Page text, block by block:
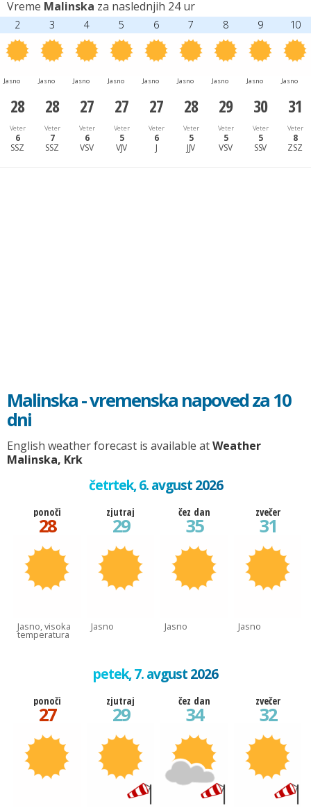
Vreme Malinska za naslednjih 24 ur
2 3 4 5 6 7 8 9 10
Jasno Jasno Jasno Jasno Jasno Jasno Jasno Jasno Jasno
28 28 27 27 27 28 29 30 31
Veter
6
SSZ
Veter
7
SSZ
Veter
6
VSV
Veter
5
VJV
Veter
6
J
Veter
5
JJV
Veter
5
VSV
Veter
5
SSV
Veter
8
ZSZ
Malinska - vremenska napoved za 10
dni
English weather forecast is available atWeather
Malinska, Krk
četrtek, 6. avgust 2026
ponoči
28
Jasno, visoka
temperatura
zjutraj
29
Jasno
čez dan
35
Jasno
zvečer
31
Jasno
petek, 7. avgust 2026
ponoči
27
zjutraj
29
čez dan
34
zvečer
32